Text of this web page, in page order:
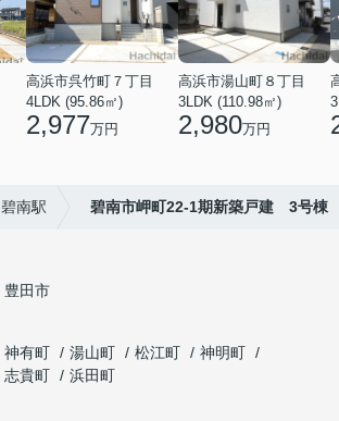
高浜市呉竹町７丁目
4LDK (95.86㎡)
2,977万円
高浜市湯山町８丁目
3LDK (110.98㎡)
2,980万円
碧南駅 碧南市岬町22-1期新築戸建 3号棟
豊田市
神有町 湯山町 松江町
神明町
志貴町
浜田町